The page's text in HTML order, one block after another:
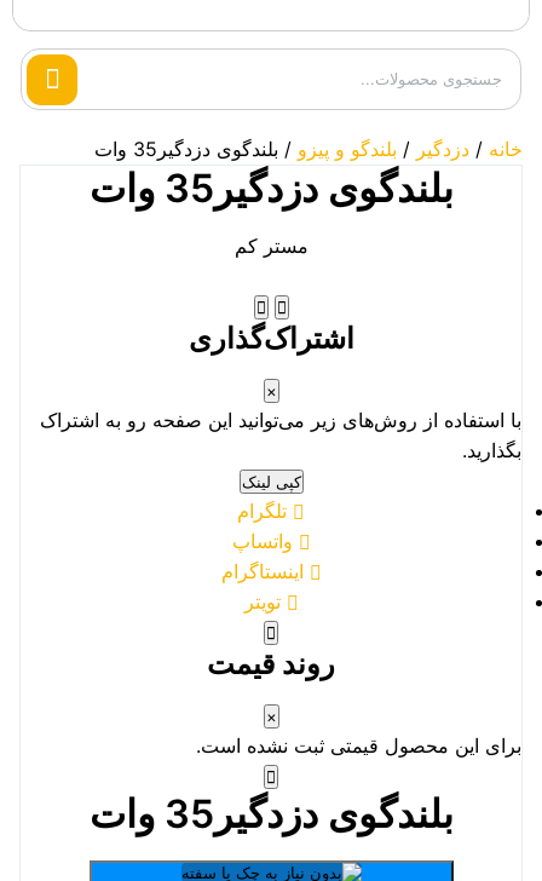
Search
خانه / دزدگیر / بلندگو و پیزو / بلندگوی دزدگیر35 وات
بلندگوی دزدگیر35 وات
مستر کم
اشتراک‌گذاری
×
با استفاده از روش‌های زیر می‌توانید این صفحه رو به اشتراک
بگذارید.
کپی لینک
تلگرام
واتساپ
اینستاگرام
تویتر
روند قیمت
×
برای این محصول قیمتی ثبت نشده است.
بلندگوی دزدگیر35 وات